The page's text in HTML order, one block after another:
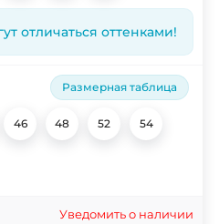
отличаться оттенками!
Размерная таблица
46 48 52 54
Уведомить о наличии